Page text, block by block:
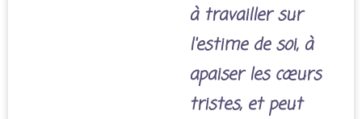
à travailler sur
l'estime de soi, à
apaiser les cœurs
tristes, et peut